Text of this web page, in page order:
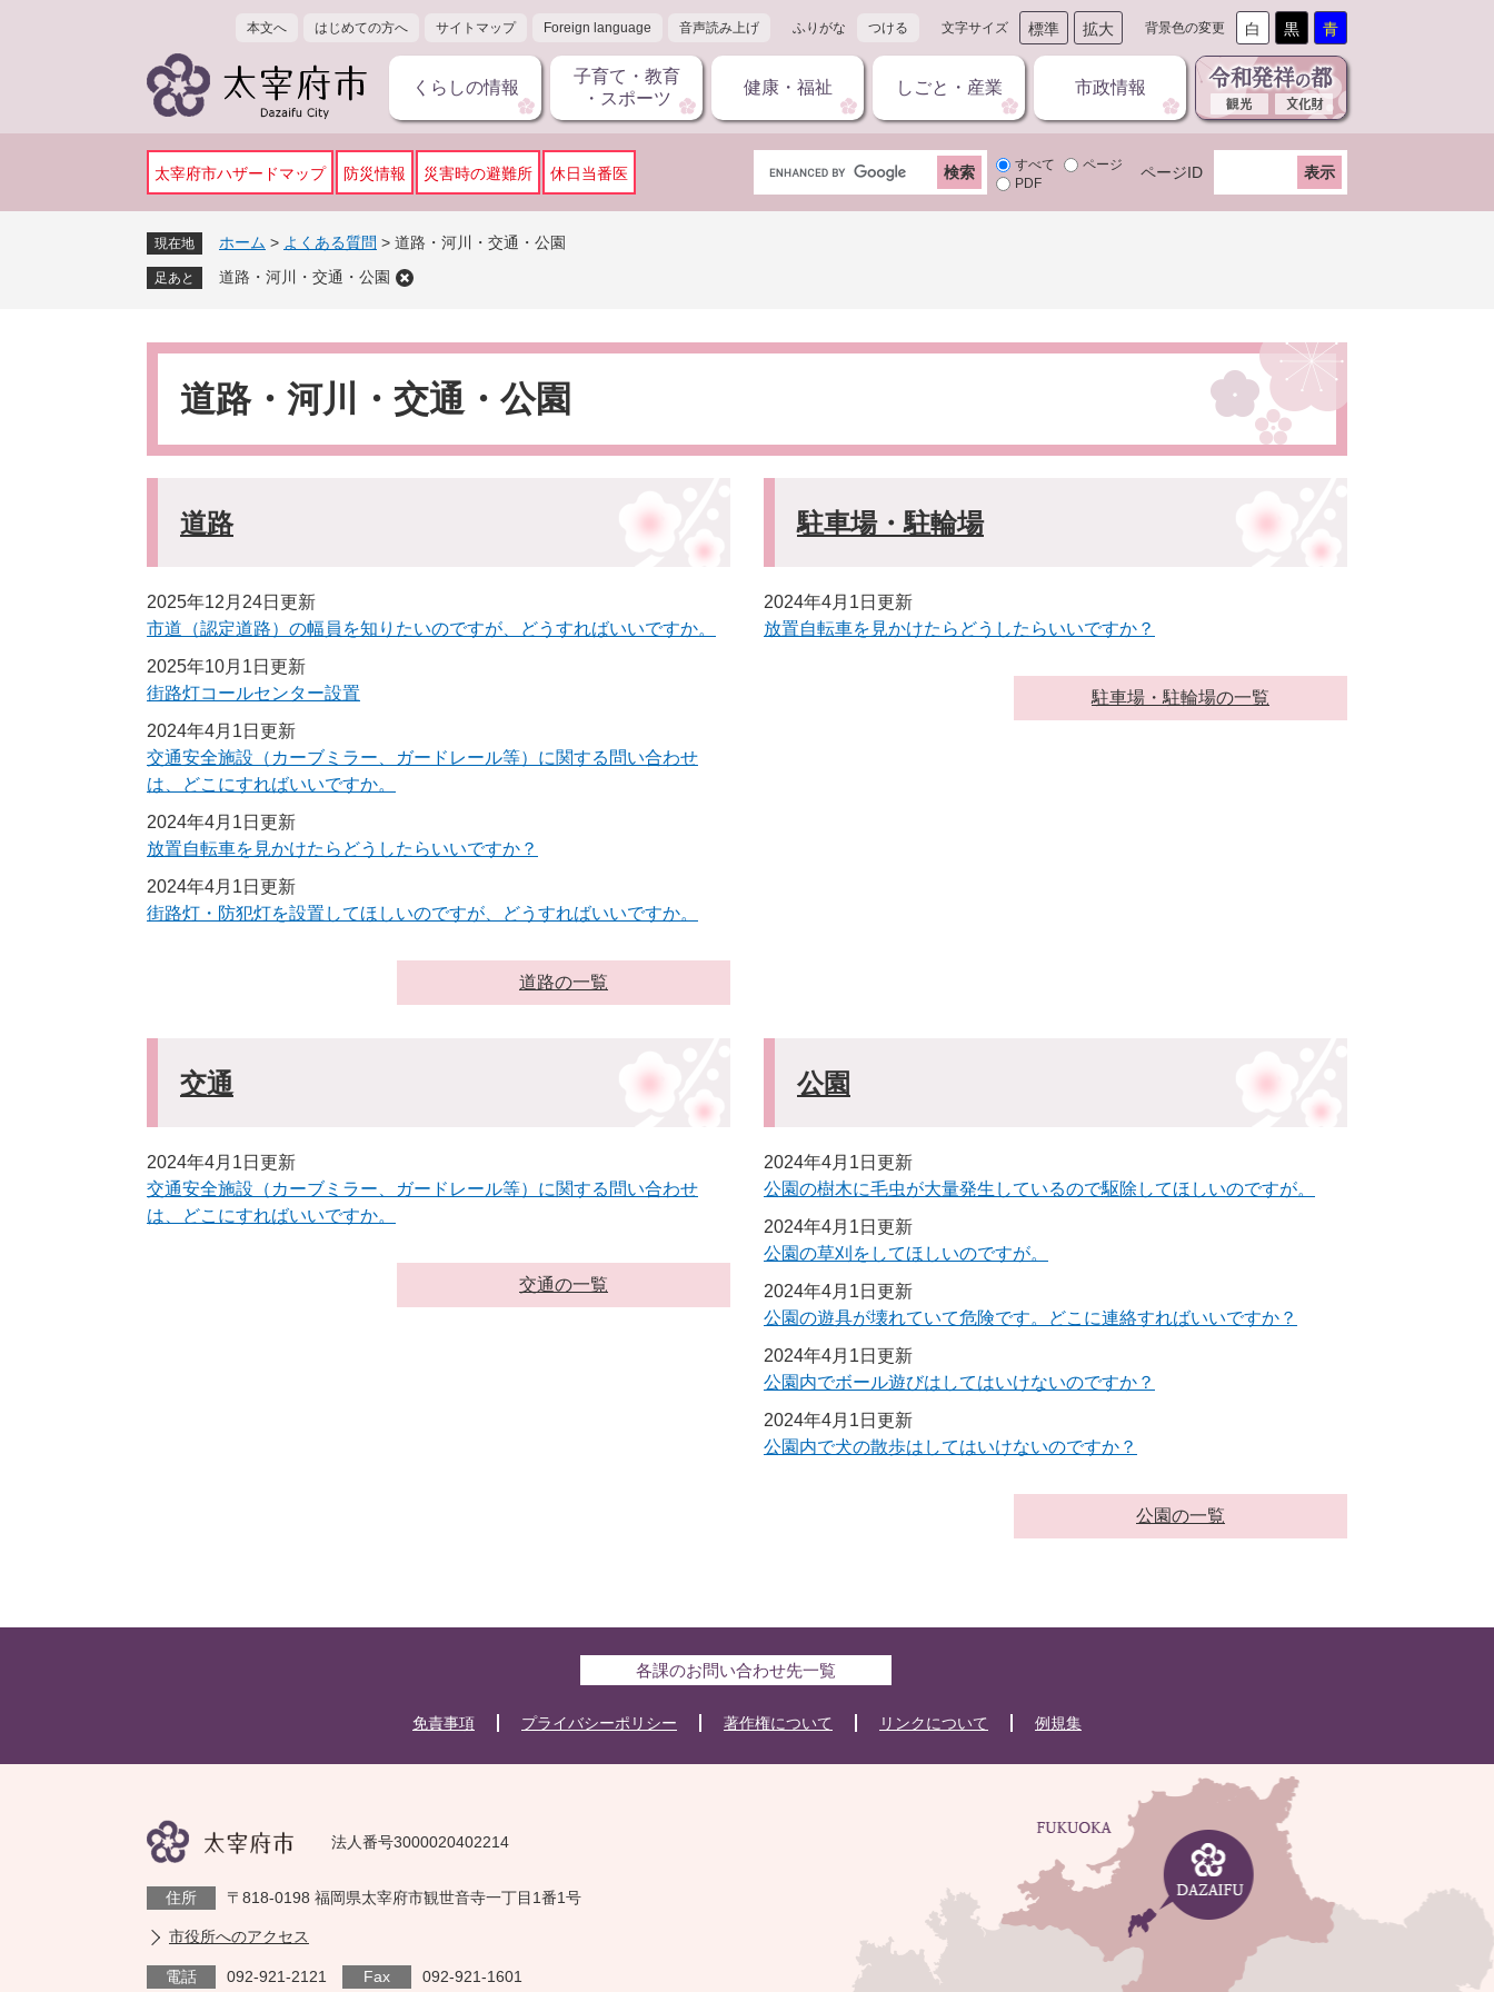
本文へ はじめての方へ サイトマップ Foreign language 音声読み上げ ふりがな つける 文字サイズ 標準 拡大 背景色の変更 白 黒 青
くらしの情報
子育て・教育
・スポーツ
健康・福祉 しごと・産業 市政情報
太宰府市ハザードマップ 防災情報 災害時の避難所 休日当番医
G
o
タ
すべて
ページ
PDF
ページID
現在地 ホーム > よくある質問 > 道路・河川・交通・公園
足あと 道路・河川・交通・公園
本
道路・河川・交通・公園
道路
2025年12月24日更新
市道（認定道路）の幅員を知りたいのですが、どうすればいいですか。
2025年10月1日更新
街路灯コールセンター設置
2024年4月1日更新
交通安全施設（カーブミラー、ガードレール等）に関する問い合わせ
は、どこにすればいいですか。
2024年4月1日更新
放置自転車を見かけたらどうしたらいいですか？
2024年4月1日更新
街路灯・防犯灯を設置してほしいのですが、どうすればいいですか。
道路の一覧
駐車場・駐輪場
2024年4月1日更新
放置自転車を見かけたらどうしたらいいですか？
駐車場・駐輪場の一覧
交通
2024年4月1日更新
交通安全施設（カーブミラー、ガードレール等）に関する問い合わせ
は、どこにすればいいですか。
交通の一覧
公園
2024年4月1日更新
公園の樹木に毛虫が大量発生しているので駆除してほしいのですが。
2024年4月1日更新
公園の草刈をしてほしいのですが。
2024年4月1日更新
公園の遊具が壊れていて危険です。どこに連絡すればいいですか？
2024年4月1日更新
公園内でボール遊びはしてはいけないのですか？
2024年4月1日更新
公園内で犬の散歩はしてはいけないのですか？
公園の一覧
各課のお問い合わせ先一覧
免責事項 プライバシーポリシー 著作権について リンクについて 例規集
法人番号3000020402214
住所 〒818-0198 福岡県太宰府市観世音寺一丁目1番1号
市役所へのアクセス
電話 092-921-2121 Fax 092-921-1601